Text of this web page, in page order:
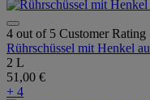
4 out of 5 Customer Rating
Rührschüssel mit Henkel
2 L
51,00 €
+ 4